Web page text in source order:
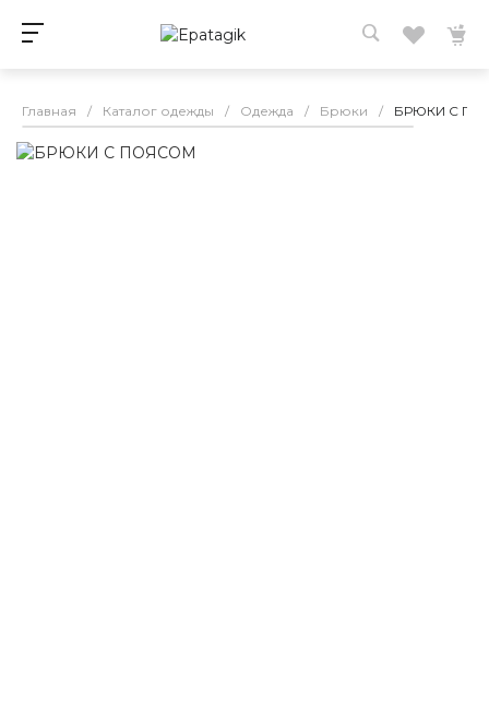
Главная / Каталог одежды / Одежда / Брюки / БРЮКИ С